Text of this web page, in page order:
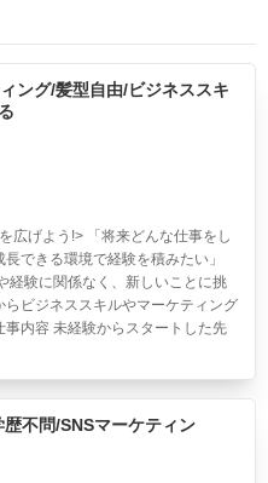
ング/髪型自由/ビジネススキ
広げよう!> 「将来どんな仕事をし
できる環境で経験を積みたい」
経験に関係なく、新しいことに挑
ビジネススキルやマーケティング
内容 未経験からスタートした先
不問/SNSマーケティン